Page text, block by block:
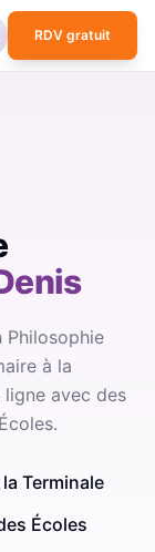
RDV gratuit
Philosophie
à la
ligne avec des
Terminale
Écoles